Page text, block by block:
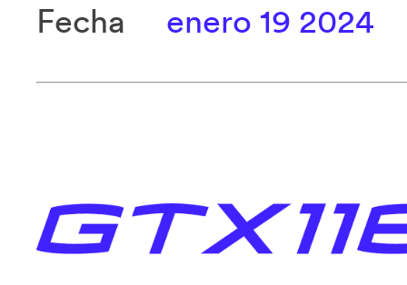
Fecha enero 19 2024